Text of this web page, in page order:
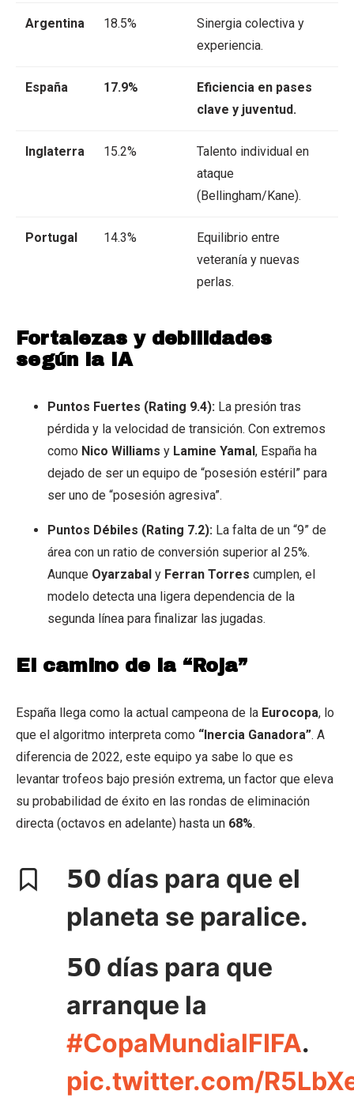
Argentina 18.5%
Sinergia colectiva y
experiencia.
España 17.9%
Eficiencia en pases
clave y juventud.
Inglaterra 15.2%
Talento individual en
ataque
(Bellingham/Kane).
Portugal 14.3%
Equilibrio entre
veteranía y nuevas
perlas.
Fortalezas y debilidades
según la IA
Puntos Fuertes (Rating 9.4): La presión tras
pérdida y la velocidad de transición. Con extremos
como Nico Williams y Lamine Yamal, España ha
dejado de ser un equipo de “posesión estéril” para
ser uno de “posesión agresiva”.
Puntos Débiles (Rating 7.2): La falta de un “9” de
área con un ratio de conversión superior al 25%.
Aunque Oyarzabal y Ferran Torres cumplen, el
modelo detecta una ligera dependencia de la
segunda línea para finalizar las jugadas.
El camino de la “Roja”
España llega como la actual campeona de la Eurocopa, lo
que el algoritmo interpreta como “Inercia Ganadora”. A
diferencia de 2022, este equipo ya sabe lo que es
levantar trofeos bajo presión extrema, un factor que eleva
su probabilidad de éxito en las rondas de eliminación
directa (octavos en adelante) hasta un 68%.
𝟱𝟬 días para que el
planeta se paralice.
𝟱𝟬 días para que
arranque la
#CopaMundialFIFA.
pic.twitter.com/